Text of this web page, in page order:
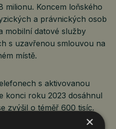
milionu. Koncem loňského
a právnických osob
mobilní datové služby
s uzavřenou smlouvou na
místě.
s aktivovanou
konci roku 2023 dosáhnul
zvýšil o téměř 600 tisíc.
než v roce 2020. Podíl
×